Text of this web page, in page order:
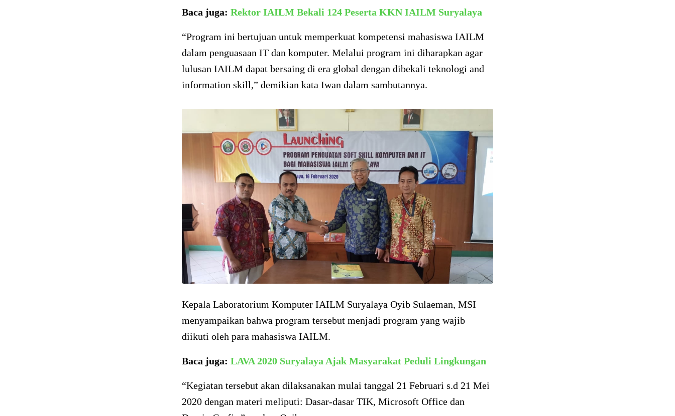
Baca juga: Rektor IAILM Bekali 124 Peserta KKN IAILM Suryalaya
“Program ini bertujuan untuk memperkuat kompetensi mahasiswa IAILM
dalam penguasaan IT dan komputer. Melalui program ini diharapkan agar
lulusan IAILM dapat bersaing di era global dengan dibekali teknologi and
information skill,” demikian kata Iwan dalam sambutannya.
Kepala Laboratorium Komputer IAILM Suryalaya Oyib Sulaeman, MSI
menyampaikan bahwa program tersebut menjadi program yang wajib
diikuti oleh para mahasiswa IAILM.
Baca juga: LAVA 2020 Suryalaya Ajak Masyarakat Peduli Lingkungan
“Kegiatan tersebut akan dilaksanakan mulai tanggal 21 Februari s.d 21 Mei
2020 dengan materi meliputi: Dasar-dasar TIK, Microsoft Office dan